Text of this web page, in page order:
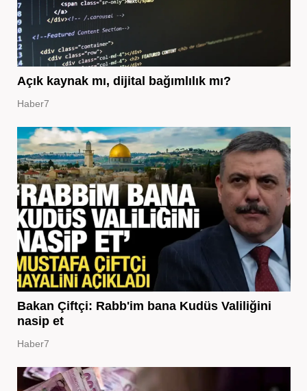
Açık kaynak mı, dijital bağımlılık mı?
Haber7
Bakan Çiftçi: Rabb'im bana Kudüs Valiliğini
nasip et
Haber7